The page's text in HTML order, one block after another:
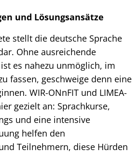
und Lösungsansätze
stellt die deutsche Sprache
Ohne ausreichende
es nahezu unmöglich, im
fassen, geschweige denn eine
WIR-ONnFIT und LIMEA-
gezielt an: Sprachkurse,
und eine intensive
helfen den
Teilnehmern, diese Hürden